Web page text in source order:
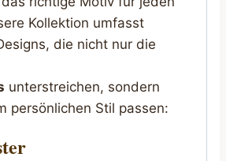
Kollektion umfasst
die nicht nur die
unterstreichen, sondern
persönlichen Stil passen: